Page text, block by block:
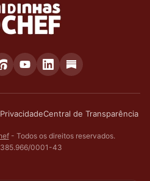
Central de Transparência
- Todos os direitos reservados.
0001-43